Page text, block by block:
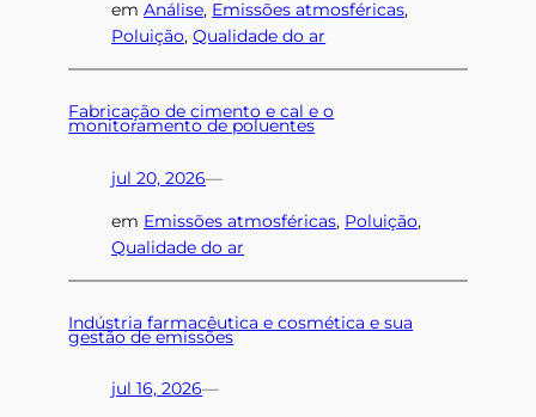
emAnálise, Emissões atmosféricas
Poluição, Qualidade do ar
Fabricação de cimento e cal e o
monitoramento de poluentes
jul 20, 2026—
em Emissões atmosféricas, Poluição
Qualidade do ar
Indústria farmacêutica e cosmética e sua
gestão de emissões
jul 16, 2026—